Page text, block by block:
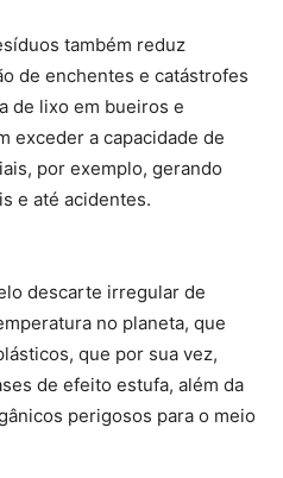
também reduz
de enchentes e catástrofes
de lixo em bueiros e
exceder a capacidade de
por exemplo, gerando
e até acidentes.
descarte irregular de
no planeta, que
que por sua vez,
de efeito estufa, além da
perigosos para o meio